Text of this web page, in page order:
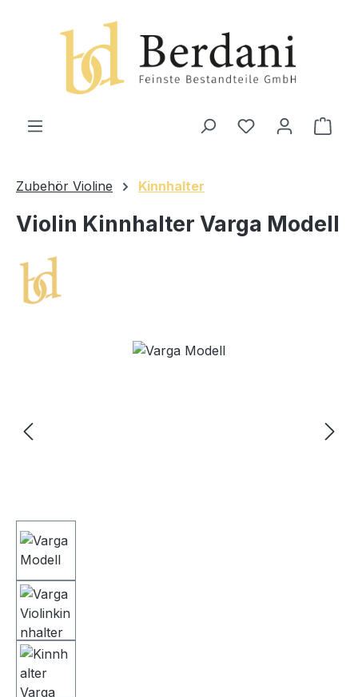
Zubehör Violine Kinnhalter
Violin Kinnhalter Varga Modell
Bildergalerie überspringen